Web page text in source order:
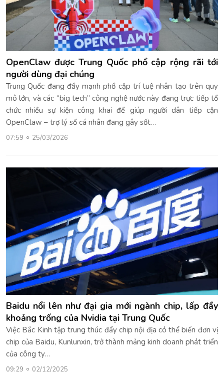
OpenClaw được Trung Quốc phổ cập rộng rãi tới
người dùng đại chúng
Trung Quốc đang đẩy mạnh phổ cập trí tuệ nhân tạo trên quy
mô lớn, và các “big tech” công nghệ nước này đang trực tiếp tổ
chức nhiều sự kiện công khai để giúp người dân tiếp cận
OpenClaw – trợ lý số cá nhân đang gây sốt…
07:59 25/03/2026
Baidu nổi lên như đại gia mới ngành chip, lấp đầy
khoảng trống của Nvidia tại Trung Quốc
Việc Bắc Kinh tập trung thúc đẩy chip nội địa có thể biến đơn vị
chip của Baidu, Kunlunxin, trở thành mảng kinh doanh phát triển
của công ty…
09:29 02/12/2025